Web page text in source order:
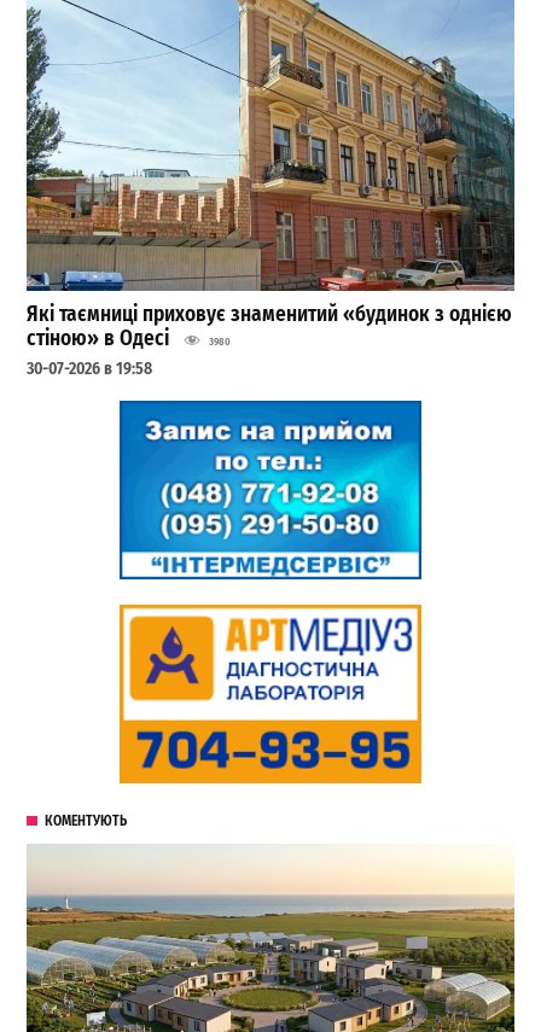
Які таємниці приховує знаменитий «будинок з однією
стіною» в Одесі
3980
30-07-2026 в 19:58
КОМЕНТУЮТЬ